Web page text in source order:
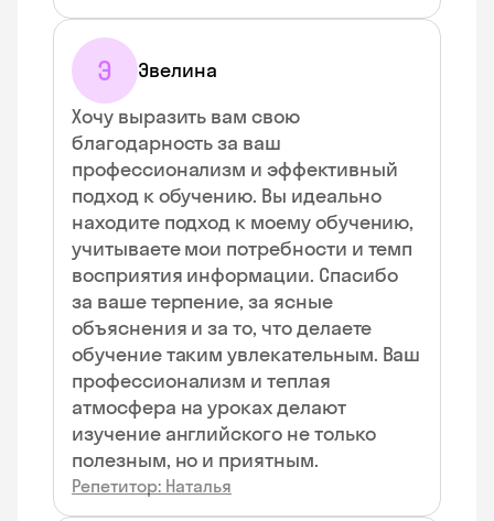
Э
Эвелина
Хочу выразить вам свою
благодарность за ваш
профессионализм и эффективный
подход к обучению. Вы идеально
находите подход к моему обучению,
учитываете мои потребности и темп
восприятия информации. Спасибо
за ваше терпение, за ясные
объяснения и за то, что делаете
обучение таким увлекательным. Ваш
профессионализм и теплая
атмосфера на уроках делают
изучение английского не только
полезным, но и приятным.
Репетитор: Наталья